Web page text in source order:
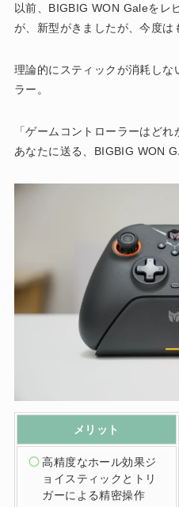
以前、BIGBIG WON Galeをレ
が、新型がきましたが、今度は
理論的にスティックが消耗し
ラー。
「ゲームコントローラーはど
あなたに送る、BIGBIG WON
メリット
高精度なホール効果ジ
ョイスティックとトリ
ガーによる精密操作